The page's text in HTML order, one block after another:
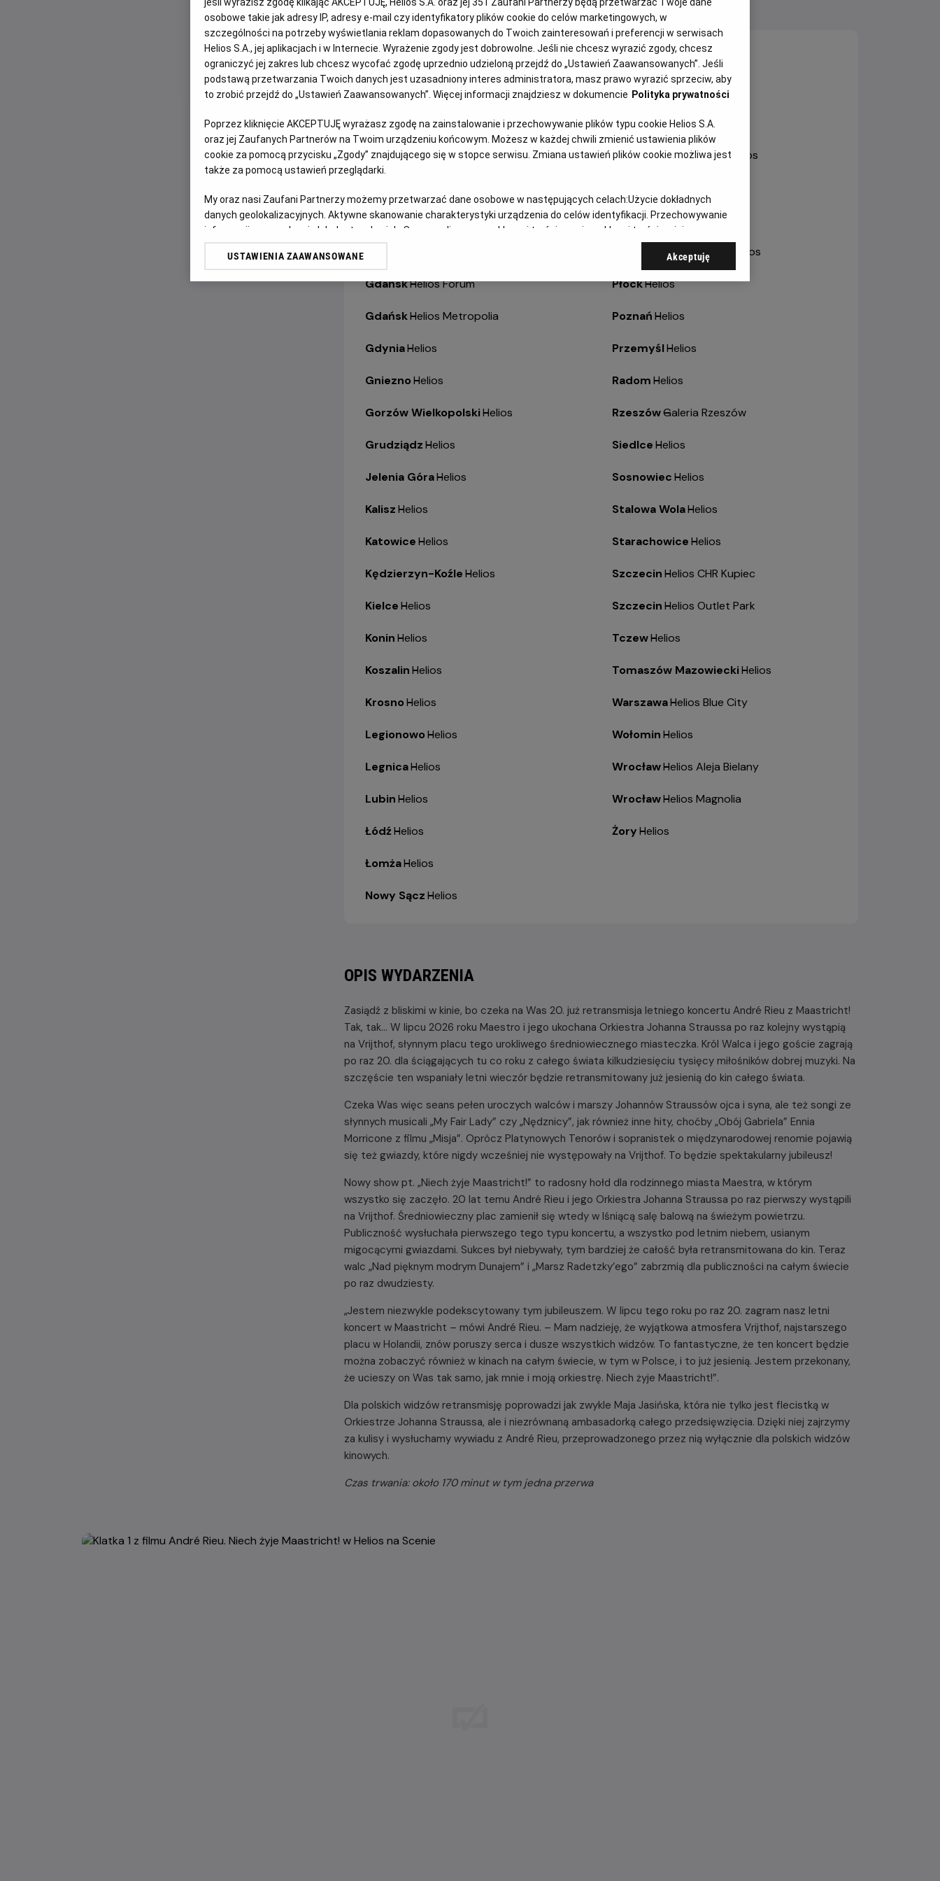
WYBIERZ SWOJE KINO ABY ZOBACZYĆ GODZINY SEANSÓW
Bełchatów-
Helios
Białystok-
Helios Alfa
Białystok-
Helios Biała
Białystok-
Helios Jurowiecka
Bydgoszcz-
Helios
Gdańsk-
Helios Forum
Gdańsk-
Helios Metropolia
Gdynia-
Helios
Gniezno-
Helios
Gorzów Wielkopolski-
Helios
Grudziądz-
Helios
Jelenia Góra-
Helios
Kalisz-
Helios
Katowice-
Helios
Kędzierzyn-Koźle-
Helios
Kielce-
Helios
Konin-
Helios
Koszalin-
Helios
Krosno-
Helios
Legionowo-
Helios
Legnica-
Helios
Lubin-
Helios
Łódź-
Helios
Łomża-
Helios
Nowy Sącz-
Helios
Olsztyn-
Helios
Opole-
Helios Karolinka
Opole-
Helios Solaris
Ostrów Wielkopolski-Helios
Piła-
Helios
Piotrków Trybunalski Helios
Płock-
Helios
Poznań-
Helios
Przemyśl-
Helios
Radom-
Helios
Rzeszów-
Galeria Rzeszów
Siedlce-
Helios
Sosnowiec-
Helios
Stalowa Wola-
Helios
Starachowice-
Helios
Szczecin-
Helios CHR Kupiec
Szczecin-
Helios Outlet Park
Tczew-
Helios
Tomaszów Mazowiecki-
Helios
Warszawa-
Helios Blue City
Wołomin-
Helios
Wrocław-
Helios Aleja Bielany
Wrocław-
Helios Magnolia
Żory-
Helios
OPIS WYDARZENIA
Zasiądź z bliskimi w kinie, bo czeka na Was 20. już retransmisja letniego koncertu André Rieu z Maastricht!
Tak, tak... W lipcu 2026 roku Maestro i jego ukochana Orkiestra Johanna Straussa po raz kolejny wystąpią
na Vrijthof, słynnym placu tego urokliwego średniowiecznego miasteczka. Król Walca i jego goście zagrają
po raz 20. dla ściągających tu co roku z całego świata kilkudziesięciu tysięcy miłośników dobrej muzyki. Na
szczęście ten wspaniały letni wieczór będzie retransmitowany już jesienią do kin całego świata.
Czeka Was więc seans pełen uroczych walców i marszy Johannów Straussów ojca i syna, ale też songi ze
słynnych musicali „My Fair Lady” czy „Nędznicy”, jak również inne hity, choćby „Obój Gabriela” Ennia
Morricone z filmu „Misja”. Oprócz Platynowych Tenorów i sopranistek o międzynarodowej renomie pojawią
się też gwiazdy, które nigdy wcześniej nie występowały na Vrijthof. To będzie spektakularny jubileusz!
Nowy show pt. „Niech żyje Maastricht!” to radosny hołd dla rodzinnego miasta Maestra, w którym
wszystko się zaczęło. 20 lat temu André Rieu i jego Orkiestra Johanna Straussa po raz pierwszy wystąpili
na Vrijthof. Średniowieczny plac zamienił się wtedy w lśniącą salę balową na świeżym powietrzu.
Publiczność wysłuchała pierwszego tego typu koncertu, a wszystko pod letnim niebem, usianym
migocącymi gwiazdami. Sukces był niebywały, tym bardziej że całość była retransmitowana do kin. Teraz
walc „Nad pięknym modrym Dunajem” i „Marsz Radetzky’ego” zabrzmią dla publiczności na całym świecie
po raz dwudziesty.
„Jestem niezwykle podekscytowany tym jubileuszem. W lipcu tego roku po raz 20. zagram nasz letni
koncert w Maastricht – mówi André Rieu. – Mam nadzieję, że wyjątkowa atmosfera Vrijthof, najstarszego
placu w Holandii, znów poruszy serca i dusze wszystkich widzów. To fantastyczne, że ten koncert będzie
można zobaczyć również w kinach na całym świecie, w tym w Polsce, i to już jesienią. Jestem przekonany,
że ucieszy on Was tak samo, jak mnie i moją orkiestrę. Niech żyje Maastricht!”.
Dla polskich widzów retransmisję poprowadzi jak zwykle Maja Jasińska, która nie tylko jest flecistką w
Orkiestrze Johanna Straussa, ale i niezrównaną ambasadorką całego przedsięwzięcia. Dzięki niej zajrzymy
za kulisy i wysłuchamy wywiadu z André Rieu, przeprowadzonego przez nią wyłącznie dla polskich widzów
kinowych.
Czas trwania: około 170 minut w tym jedna przerwa
osobowe takie jak adresy IP, adresy e-mail czy identyfikatory plików cookie do celów marketingowych, w
szczególności na potrzeby wyświetlania reklam dopasowanych do Twoich zainteresowań i preferencji w serwisach
Helios S.A., jej aplikacjach i w Internecie. Wyrażenie zgody jest dobrowolne. Jeśli nie chcesz wyrazić zgody, chcesz
ograniczyć jej zakres lub chcesz wycofać zgodę uprzednio udzieloną przejdź do „Ustawień Zaawansowanych”. Jeśli
podstawą przetwarzania Twoich danych jest uzasadniony interes administratora, masz prawo wyrazić sprzeciw, aby
to zrobić przejdź do „Ustawień Zaawansowanych”. Więcej informacji znajdziesz w dokumencie Polityka prywatności
Poprzez kliknięcie AKCEPTUJĘ wyrażasz zgodę na zainstalowanie i przechowywanie plików typu cookie Helios S.A.
oraz jej Zaufanych Partnerów na Twoim urządzeniu końcowym. Możesz w każdej chwili zmienić ustawienia plików
cookie za pomocą przycisku „Zgody” znajdującego się w stopce serwisu. Zmiana ustawień plików cookie możliwa jest
także za pomocą ustawień przeglądarki.
My oraz nasi Zaufani Partnerzy możemy przetwarzać dane osobowe w następujących celach:Użycie dokładnych
danych geolokalizacyjnych. Aktywne skanowanie charakterystyki urządzenia do celów identyfikacji. Przechowywanie
informacji na urządzeniu lub dostęp do nich. Spersonalizowane reklamy i treści, pomiar reklam i treści, opinie
odbiorców i ulepszanie usług.
USTAWIENIA ZAAWANSOWANE Akceptuję